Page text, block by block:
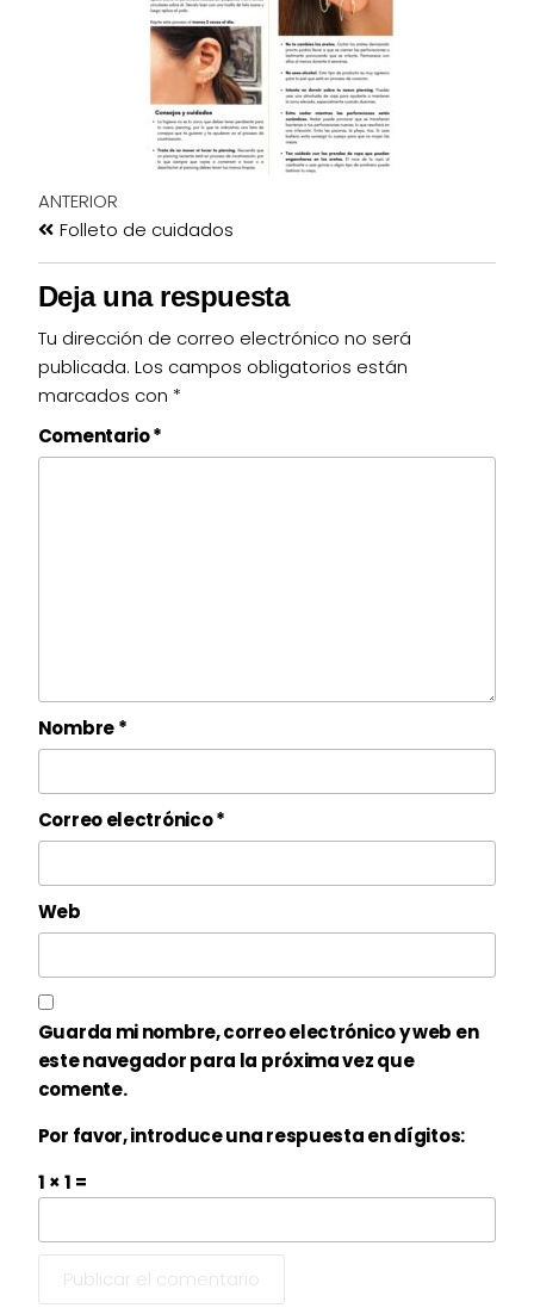
ANTERIOR
Folleto de cuidados
Deja una respuesta
Tu dirección de correo electrónico no será
publicada. Los campos obligatorios están
marcados con *
Comentario*
Nombre*
Correo electrónico*
Web
Guarda mi nombre, correo electrónico y web en
este navegador para la próxima vez que
comente.
Por favor, introduce una respuesta en dígitos:
1 × 1 =